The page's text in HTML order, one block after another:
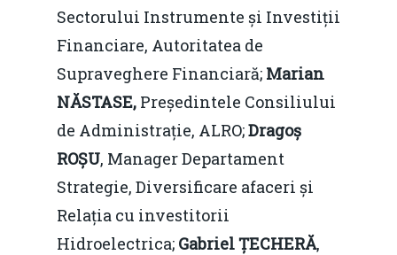
Sectorului Instrumente și Investiții
Financiare, Autoritatea de
Supraveghere Financiară; Marian
NĂSTASE, Președintele Consiliului
de Administrație, ALRO;Dragoș
ROȘU, Manager Departament
Strategie, Diversificare afaceri și
Relația cu investitorii
Hidroelectrica; Gabriel ȚECHERĂ,